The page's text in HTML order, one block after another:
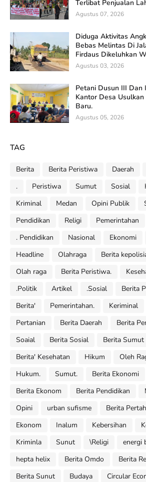
Terlibat Penjualan
Agustus 07, 2026
Diduga Aktivitas
Bebas Melintas Di
Firdaus Dikeluhkan
Agustus 03, 2026
Petani Dusun III Dan
Kantor Desa
Baru.
Agustus 05, 2026
TAG
Berita Berita Peristiwa Daerah
.
Peristiwa Sumut Sosial
Kriminal
Medan Opini Publik
Pendidikan
Religi Pemerintahan
. Pendidikan
Nasional Ekonomi
Headline
Olahraga Berita
Olah raga
Berita Peristiwa.
.Politik
Artikel .Sosial
Berita
Berita'
Pemerintahan. Keriminal
Pertanian
Berita Daerah
Berita
Soaial
Berita Sosial
Berita Sumut
Berita' Kesehatan
Hikum Oleh
Hukum.
Sumut. Berita Ekonomi
Berita Ekonom
Berita Pendidikan
Opini
urban sufisme Berita
Ekonom
Inalum Kebersihan
Kriminla
Sunut \Religi
energi
hepta helix
Berita Omdo
Berita
Berita Sunut
Budaya
Circular